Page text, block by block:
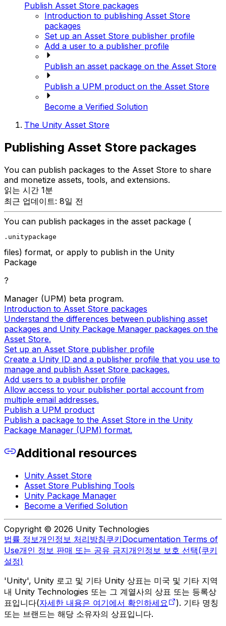
Publish Asset Store packages
Introduction to publishing Asset Store
packages
Set up an Asset Store publisher profile
Add a user to a publisher profile
Publish an asset package on the Asset Store
Publish a UPM product on the Asset Store
Become a Verified Solution
The Unity Asset Store
Publishing Asset Store packages
You can publish packages to the Asset Store to share
and monetize assets, tools, and extensions.
읽는 시간 1분
최근 업데이트: 8일 전
You can publish packages in the asset package (
.unitypackage
files) format, or apply to publish in the Unity
Package
?
Manager (UPM) beta program.
Introduction to Asset Store packages
Understand the differences between publishing asset
packages and Unity Package Manager packages on the
Asset Store.
Set up an Asset Store publisher profile
Create a Unity ID and a publisher profile that you use to
manage and publish Asset Store packages.
Add users to a publisher profile
Allow access to your publisher portal account from
multiple email addresses.
Publish a UPM product
Publish a package to the Asset Store in the Unity
Package Manager (UPM) format.
Additional resources
Unity Asset Store
Asset Store Publishing Tools
Unity Package Manager
Become a Verified Solution
Copyright © 2026 Unity Technologies
법률 정보개인정보 처리방침쿠키Documentation Terms of
Use개인 정보 판매 또는 공유 금지개인정보 보호 선택(쿠키
설정)
'Unity', Unity 로고 및 기타 Unity 상표는 미국 및 기타 지역
내 Unity Technologies 또는 그 계열사의 상표 또는 등록상
표입니다(자세한 내용은 여기에서 확인하세요
). 기타 명칭
또는 브랜드는 해당 소유자의 상표입니다.